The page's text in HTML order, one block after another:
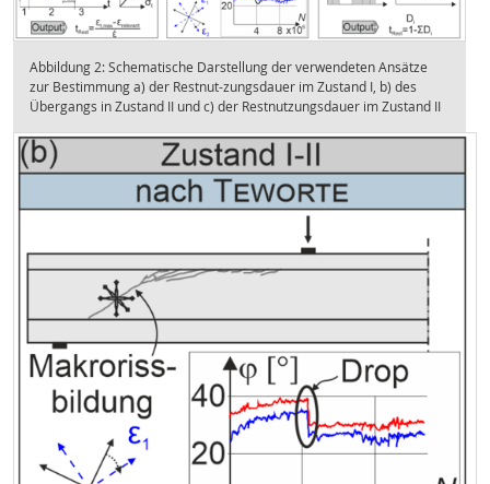
Abbildung 2: Schematische Darstellung der verwendeten Ansätze
zur Bestimmung a) der Restnut-zungsdauer im Zustand I, b) des
Übergangs in Zustand II und c) der Restnutzungsdauer im Zustand II